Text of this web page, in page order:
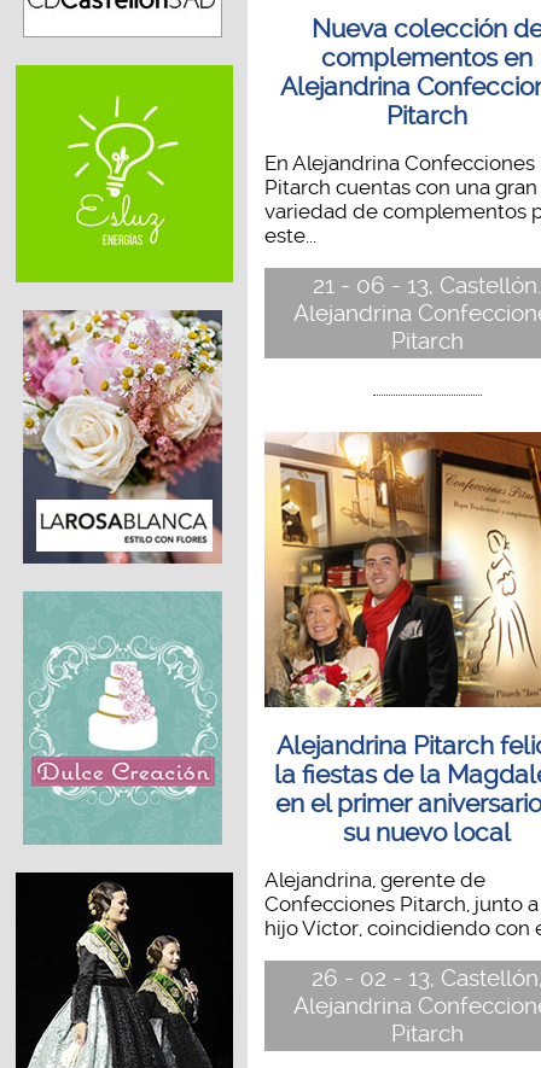
Nueva colección
complementos en
Alejandrina
Pitarch
En Alejandrina Confecciones
Pitarch cuentas con una gran
variedad de complementos
este...
21 - 06 - 13, Castellón.
Alejandrina
Pitarch
Alejandrina Pitarch
la fiestas de la
en el primer
su nuevo local
Alejandrina, gerente de
Confecciones Pitarch, junto
hijo Víctor, coincidiendo con
26 - 02 - 13,
Alejandrina
Pitarch